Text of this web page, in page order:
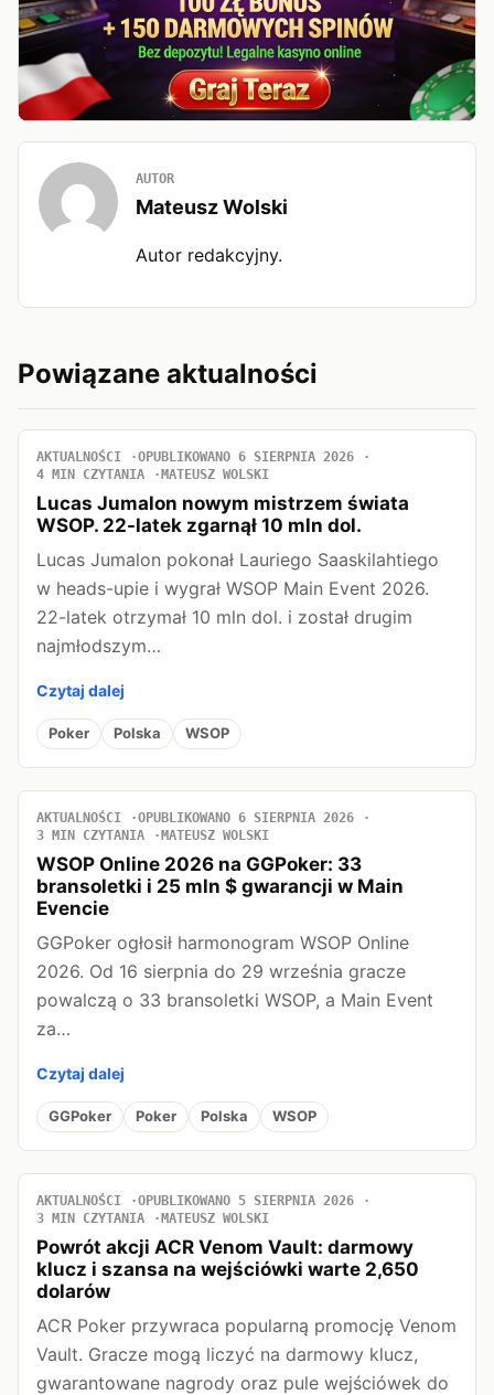
AUTOR
Mateusz Wolski
Autor redakcyjny.
Powiązane aktualności
AKTUALNOŚCI
OPUBLIKOWANO 6 SIERPNIA 2026
4 MIN CZYTANIA
MATEUSZ WOLSKI
Lucas Jumalon nowym mistrzem świata
WSOP. 22-latek zgarnął 10 mln dol.
Lucas Jumalon pokonał Lauriego Saaskilahtiego
w heads-upie i wygrał WSOP Main Event 2026.
22-latek otrzymał 10 mln dol. i został drugim
najmłodszym…
Czytaj dalej
Poker Polska WSOP
AKTUALNOŚCI
OPUBLIKOWANO 6 SIERPNIA 2026
3 MIN CZYTANIA
MATEUSZ WOLSKI
WSOP Online 2026 na GGPoker: 33
bransoletki i 25 mln $ gwarancji w Main
Evencie
GGPoker ogłosił harmonogram WSOP Online
2026. Od 16 sierpnia do 29 września gracze
powalczą o 33 bransoletki WSOP, a Main Event
za…
Czytaj dalej
GGPoker Poker Polska WSOP
AKTUALNOŚCI
OPUBLIKOWANO 5 SIERPNIA 2026
3 MIN CZYTANIA
MATEUSZ WOLSKI
Powrót akcji ACR Venom Vault: darmowy
klucz i szansa na wejściówki warte 2,650
dolarów
ACR Poker przywraca popularną promocję Venom
Vault. Gracze mogą liczyć na darmowy klucz,
gwarantowane nagrody oraz pule wejściówek do